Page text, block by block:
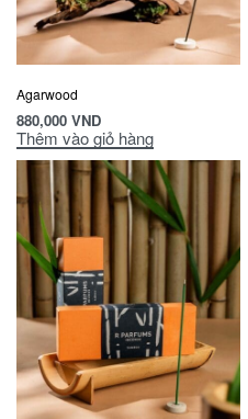
Agarwood
880,000 VND
Thêm vào giỏ hàng